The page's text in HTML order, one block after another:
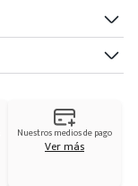
Nuestros medios de pago
Ver más